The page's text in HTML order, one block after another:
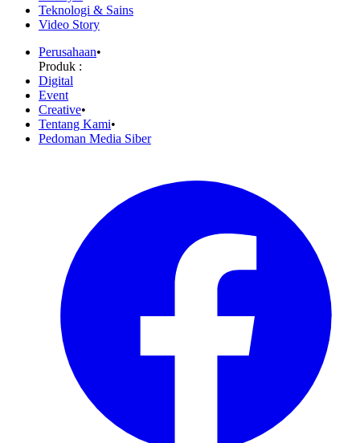
Teknologi & Sains
Video Story
Perusahaan•
Produk :
Digital
Event
Creative•
Tentang Kami•
Pedoman Media Siber